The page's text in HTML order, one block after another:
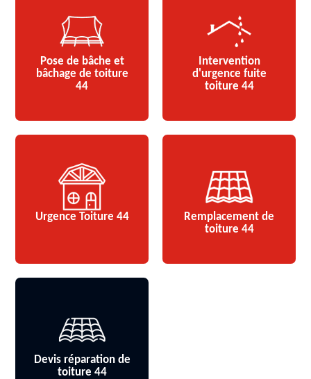
Pose de bâche et
bâchage de toiture
44
Intervention
d'urgence fuite
toiture 44
Urgence Toiture 44
Remplacement de
toiture 44
Devis réparation de
toiture 44